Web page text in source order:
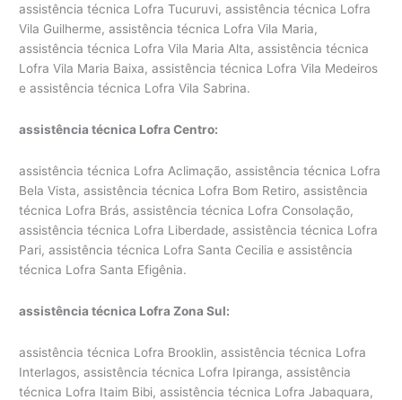
assistência técnica Lofra Tucuruvi, assistência técnica Lofra
Vila Guilherme, assistência técnica Lofra Vila Maria,
assistência técnica Lofra Vila Maria Alta, assistência técnica
Lofra Vila Maria Baixa, assistência técnica Lofra Vila Medeiros
e assistência técnica Lofra Vila Sabrina.
assistência técnica Lofra Centro:
assistência técnica Lofra Aclimação, assistência técnica Lofra
Bela Vista, assistência técnica Lofra Bom Retiro, assistência
técnica Lofra Brás, assistência técnica Lofra Consolação,
assistência técnica Lofra Liberdade, assistência técnica Lofra
Pari, assistência técnica Lofra Santa Cecilia e assistência
técnica Lofra Santa Efigênia.
assistência técnica Lofra Zona Sul:
assistência técnica Lofra Brooklin, assistência técnica Lofra
Interlagos, assistência técnica Lofra Ipiranga, assistência
técnica Lofra Itaim Bibi, assistência técnica Lofra Jabaquara,